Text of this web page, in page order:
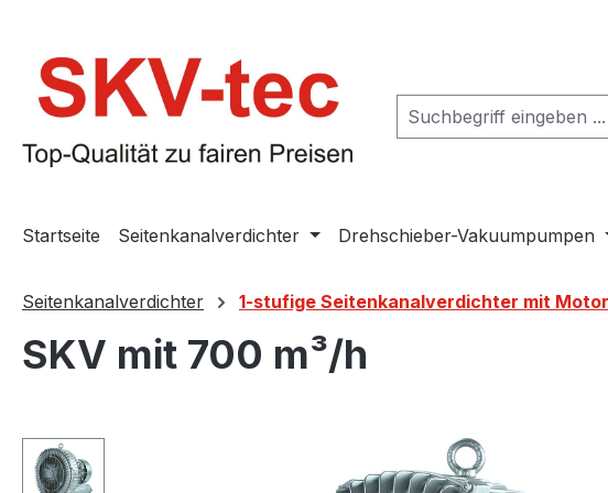
Startseite Seitenkanalverdichter Drehschieber-Vakuumpumpen
Seitenkanalverdichter 1-stufige Seitenkanalverdichter mit Motor
SKV mit 700 m³/h
Bildergalerie überspringen